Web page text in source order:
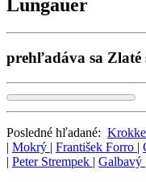
Lungauer
prehľadáva sa Zlaté
Posledné hľadané:
| Mokrý | František Forro |
| Peter Strempek | Galbavý